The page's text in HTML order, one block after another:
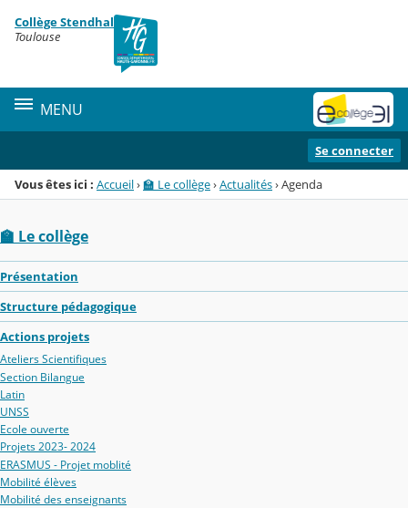
Menu de la rubrique
Contenu
Collège Stendhal
Toulouse
MENU
Se connecter
Vous êtes ici : Accueil›🏫 Le collège›Actualités›Agenda
🏫 Le collège
Présentation
Structure pédagogique
Actions projets
Ateliers Scientifiques
Section Bilangue
Latin
UNSS
Ecole ouverte
Projets 2023- 2024
ERASMUS - Projet moblité
Mobilité élèves
Mobilité des enseignants